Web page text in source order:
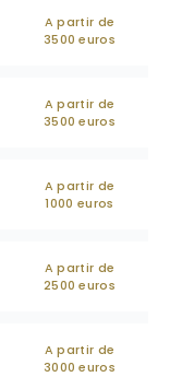
A partir de
3500 euros
A partir de
3500 euros
A partir de
1000 euros
A partir de
2500 euros
A partir de
3000 euros